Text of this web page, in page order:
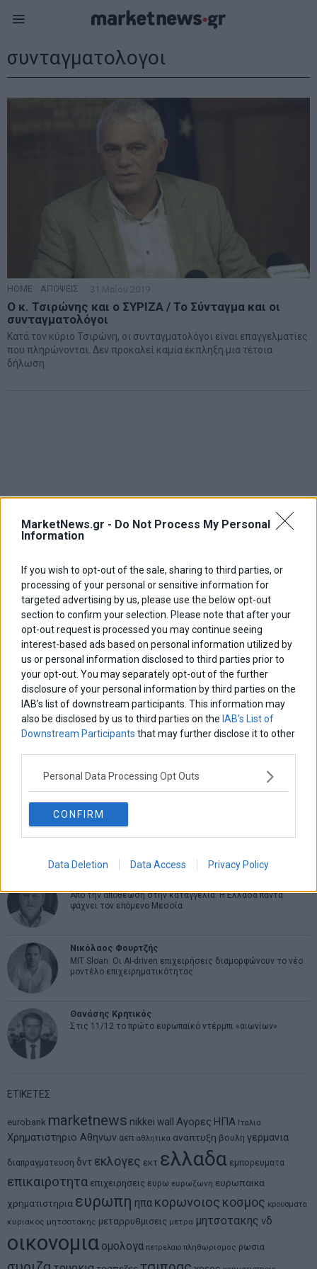
MarketNews.gr - Do Not Process My Personal
Information
If you wish to opt-out of the sale, sharing to third parties, or
processing of your personal or sensitive information for
targeted advertising by us, please use the below opt-out
section to confirm your selection. Please note that after your
opt-out request is processed you may continue seeing
interest-based ads based on personal information utilized by
us or personal information disclosed to third parties prior to
your opt-out. You may separately opt-out of the further
disclosure of your personal information by third parties on the
IAB’s list of downstream participants. This information may
also be disclosed by us to third parties on the IAB’s List of
Downstream Participants that may further disclose it to other
Personal Data Processing Opt Outs
CONFIRM
Data Deletion Data Access Privacy Policy
συνταγματολογοι
HOME ΑΠΟΨΕΙΣ 31 Μαΐου 2019
Ο κ. Τσιρώνης και ο ΣΥΡΙΖΑ / Το Σύνταγμα και οι
συνταγματολόγοι
Κατά τον κύριο Τσιρώνη, οι συνταγματολόγοι είναι επαγγελματίες
που πληρώνονται. Δεν προκαλεί καμία έκπληξη μια τέτοια
δήλωση
ΑΡΘΡΟΓΡΑΦΟΙ
Ελευθερία Κούρταλη
Οι «τιμωροί» των ομολόγων επέστρεψαν
Σταματίνα Σταματάκου
Η βία κατά των ζώων δεν αντέχει βολικές ερμηνείες
Από την αποθέωση στην καταγγελία: Η Ελλάδα πάντα
ψάχνει τον επόμενο Μεσσία
Νικόλαος Φουρτζής
MIT Sloan: Οι AI-driven επιχειρήσεις διαμορφώνουν το νέο
μοντέλο επιχειρηματικότητας
Θανάσης Κρητικός
Στις 11/12 το πρώτο ευρωπαϊκό ντέρμπι «αιωνίων»
ΕΤΙΚΕΤΕΣ
eurobank marketnews nikkei wall Αγορες ΗΠΑ Ιταλια
Χρηματιστηριο Αθηνων αεπ αθλητικα αναπτυξη βουλη γερμανια
διαπραγματευση δντ εκλογες εκτ ελλαδα εμπορευματα
επικαιροτητα επιχειρησεις ευρω ευρωζωνη ευρωπαικα
χρηματιστηρια ευρωπη ηπα κορωνοιος κοσμος κρουσματα
κυριακος μητσοτακης μεταρρυθμισεις μετρα μητσοτακης νδ
οικονομια ομολογα πετρελαιο πληθωρισμος ρωσια